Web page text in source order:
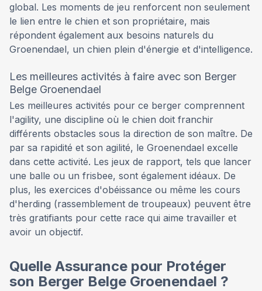
global. Les moments de jeu renforcent non seulement
le lien entre le chien et son propriétaire, mais
répondent également aux besoins naturels du
Groenendael, un chien plein d'énergie et d'intelligence.
Les meilleures activités à faire avec son Berger
Belge Groenendael
Les meilleures activités pour ce berger comprennent
l'agility, une discipline où le chien doit franchir
différents obstacles sous la direction de son maître. De
par sa rapidité et son agilité, le Groenendael excelle
dans cette activité. Les jeux de rapport, tels que lancer
une balle ou un frisbee, sont également idéaux. De
plus, les exercices d'obéissance ou même les cours
d'herding (rassemblement de troupeaux) peuvent être
très gratifiants pour cette race qui aime travailler et
avoir un objectif.
Quelle Assurance pour Protéger
son Berger Belge Groenendael ?